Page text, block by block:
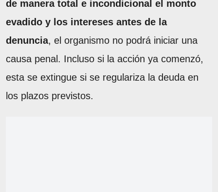
de manera total e incondicional el monto
evadido y los intereses antes de la
denuncia, el organismo no podrá iniciar una
causa penal. Incluso si la acción ya comenzó,
esta se extingue si se regulariza la deuda en
los plazos previstos.